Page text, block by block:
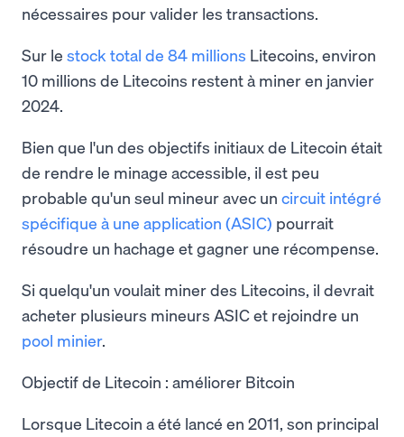
nécessaires pour valider les transactions.
Sur le stock total de 84 millions Litecoins, environ
10 millions de Litecoins restent à miner en janvier
2024.
Bien que l'un des objectifs initiaux de Litecoin était
de rendre le minage accessible, il est peu
probable qu'un seul mineur avec un circuit intégré
spécifique à une application (ASIC) pourrait
résoudre un hachage et gagner une récompense.
Si quelqu'un voulait miner des Litecoins, il devrait
acheter plusieurs mineurs ASIC et rejoindre un
pool minier.
Objectif de Litecoin : améliorer Bitcoin
Lorsque Litecoin a été lancé en 2011, son principal